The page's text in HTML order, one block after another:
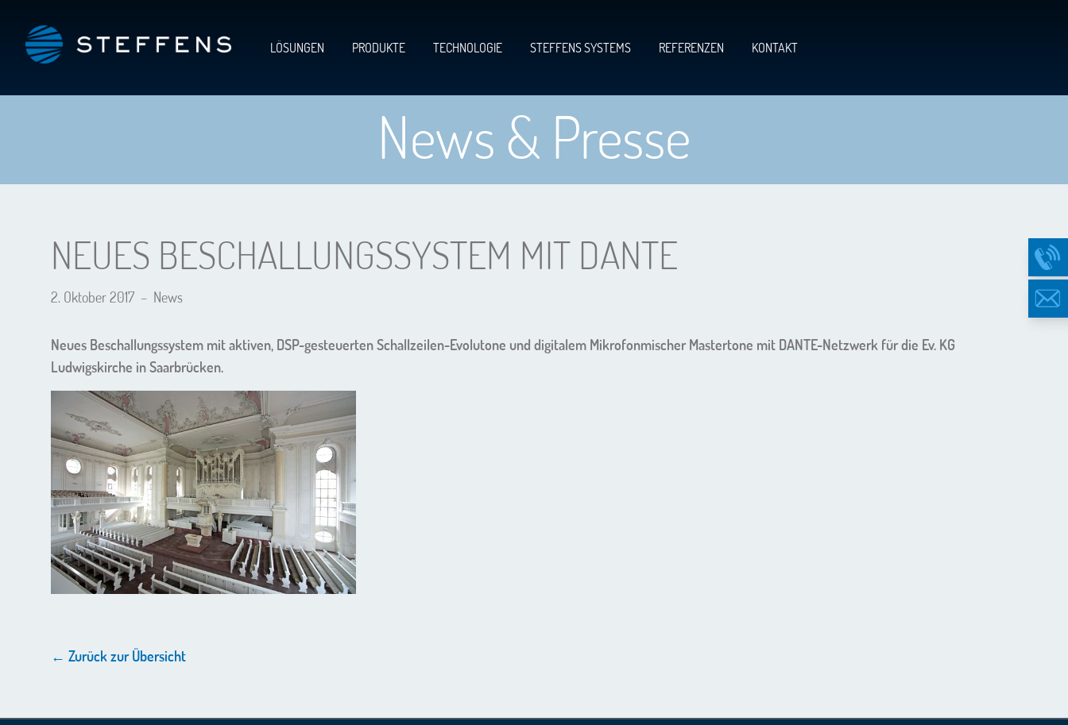
LÖSUNGEN PRODUKTE TECHNOLOGIE STEFFENS SYSTEMS REFERENZEN KONTAKT
News & Presse
NEUES BESCHALLUNGSSYSTEM MIT DANTE
2. Oktober 2017 – News
Neues Beschallungssystem mit aktiven, DSP-gesteuerten Schallzeilen-Evolutone und digitalem Mikrofonmischer Mastertone mit DANTE-Netzwerk für die Ev. KG
Ludwigskirche in Saarbrücken.
← Zurück zur Übersicht